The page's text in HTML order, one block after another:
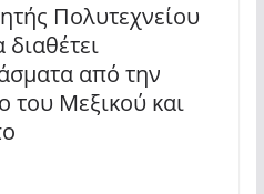
Πολυτεχνείου
από την
του Μεξικού και